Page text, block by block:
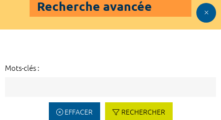
Recherche avancée
Mots-clés :
EFFACER RECHERCHER